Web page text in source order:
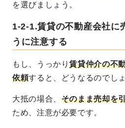
を選びましょう。
1-2-1.賃貸の不動産会社に
うに注意する
もし、うっかり賃貸仲介の不
依頼すると、どうなるのでしょ
大抵の場合、 そのまま売却を
ため、注意が必要です。